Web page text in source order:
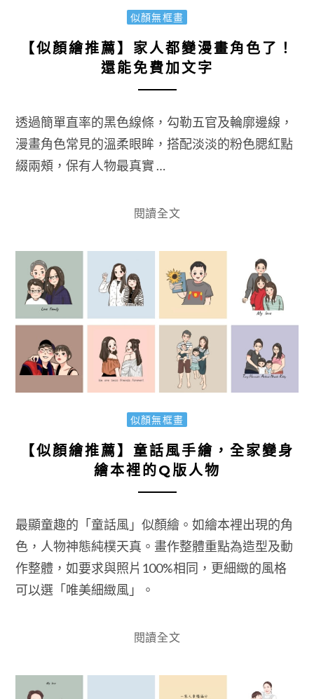
似顏無框畫
【似顏繪推薦】家人都變漫畫角色了！
還能免費加文字
透過簡單直率的黑色線條，勾勒五官及輪廓邊線，
漫畫角色常見的溫柔眼眸，搭配淡淡的粉色腮紅點
綴兩頰，保有人物最真實 …
閱讀全文
似顏無框畫
【似顏繪推薦】童話風手繪，全家變身
繪本裡的Q版人物
最顯童趣的「童話風」似顏繪。如繪本裡出現的角
色，人物神態純樸天真。畫作整體重點為造型及動
作整體，如要求與照片100%相同，更細緻的風格
可以選「唯美細緻風」。
閱讀全文